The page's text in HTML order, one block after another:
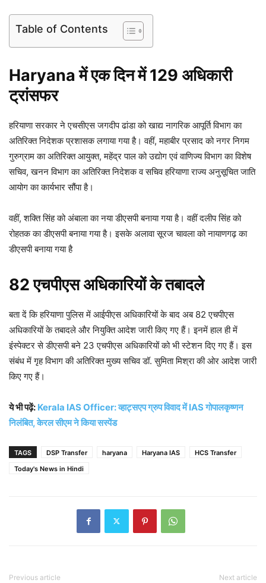
Table of Contents
Haryana में एक दिन में 129 अधिकारी
ट्रांसफर
हरियाणा सरकार ने एचसीएस जगदीप ढांडा को खाद्य नागरिक आपूर्ति विभाग का
अतिरिक्त निदेशक प्रशासक लगाया गया है। वहीं, महाबीर प्रसाद को नगर निगम
गुरुग्राम का अतिरिक्त आयुक्त, महेंद्र पाल को उद्योग एवं वाणिज्य विभाग का विशेष
सचिव, खनन विभाग का अतिरिक्त निदेशक व सचिव हरियाणा राज्य अनुसूचित जाति
आयोग का कार्यभार सौंपा है।
वहीं, शक्ति सिंह को अंबाला का नया डीएसपी बनाया गया है। वहीं दलीप सिंह को
रोहतक का डीएसपी बनाया गया है। इसके अलावा सूरज चावला को नायाणगढ़ का
डीएसपी बनाया गया है
82 एचपीएस अधिकारियों के तबादले
बता दें कि हरियाणा पुलिस में आईपीएस अधिकारियों के बाद अब 82 एचपीएस
अधिकारियों के तबादले और नियुक्ति आदेश जारी किए गए हैं। इनमें हाल ही में
इंंस्पेक्टर से डीएसपी बने 23 एचपीएस अधिकारियों को भी स्टेशन दिए गए हैं। इस
संबंध में गृह विभाग की अतिरिक्त मुख्य सचिव डॉ. सुमिता मिश्रा की ओर आदेश जारी
किए गए हैं।
ये भी पढ़ें: Kerala IAS Officer: व्हाट्सएप ग्रुप विवाद में IAS गोपालकृष्णन
निलंबित, केरल सीएम ने किया सस्पेंड
TAGS DSP Transfer haryana Haryana IAS
HCS Transfer
Today's News in Hindi
Previous article Next article